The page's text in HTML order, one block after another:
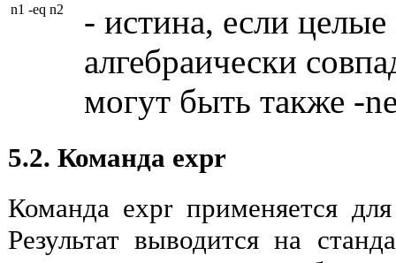
n1 -eq n2
- истина, если
алгебраически
могут быть также -
5.2. Команда expr
Команда expr применяется
Результат выводится на